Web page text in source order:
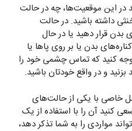
در این موقعیت‌ها، چه در حالت
داشته باشید. در حالت
بدن قرار دهید یا در حال
بدن یا بر روی پاها یا
کنید که تماس چشمی خود را
و در واقع خودتان باشید.
خاصی با یکی از حالت‌های
کنید آن را با استفاده از یک
مواردی را به شما تذکر دهد،